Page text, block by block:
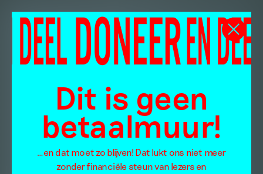
Dit is geen
betaalmuur!
…en dat moet zo blijven! Dat lukt ons niet meer
zonder financiële steun van lezers en